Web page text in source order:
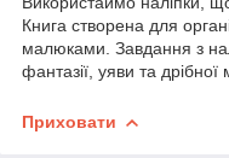
Книга створена для
малюками. Завдання з
фантазії, уяви та дрібної
Приховати